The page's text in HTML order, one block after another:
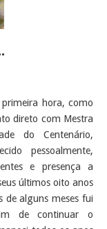
hora, como
direto com Mestra
do Centenário,
pessoalmente,
e presença a
últimos oito anos
de alguns meses fui
de continuar o